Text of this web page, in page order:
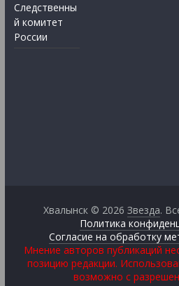
Следственны
й комитет
России
Хвалынск © 2026Звезда.
Политика
Согласие на обработку
Мнение авторов публикаций
позицию редакции.
возможно с